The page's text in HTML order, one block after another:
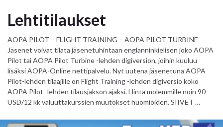
Lehtitilaukset
AOPA PILOT – FLIGHT TRAINING – AOPA PILOT TURBINE
Jäsenet voivat tilata jäsenetuhintaan englanninkielisen joko AOPA
Pilot tai AOPA Pilot Turbine -lehden digiversion, joihin kuuluu
lisäksi AOPA-Online nettipalvelu. Nyt uutena jäsenetuna AOPA
Pilot-lehden tilaajille on Flight Training -lehden digiversio koko
AOPA Pilot -lehden tilausjakson ajaksi. Hinta molemmille noin 90
USD/12 kk valuuttakurssien muutokset huomioiden. SIIVET …